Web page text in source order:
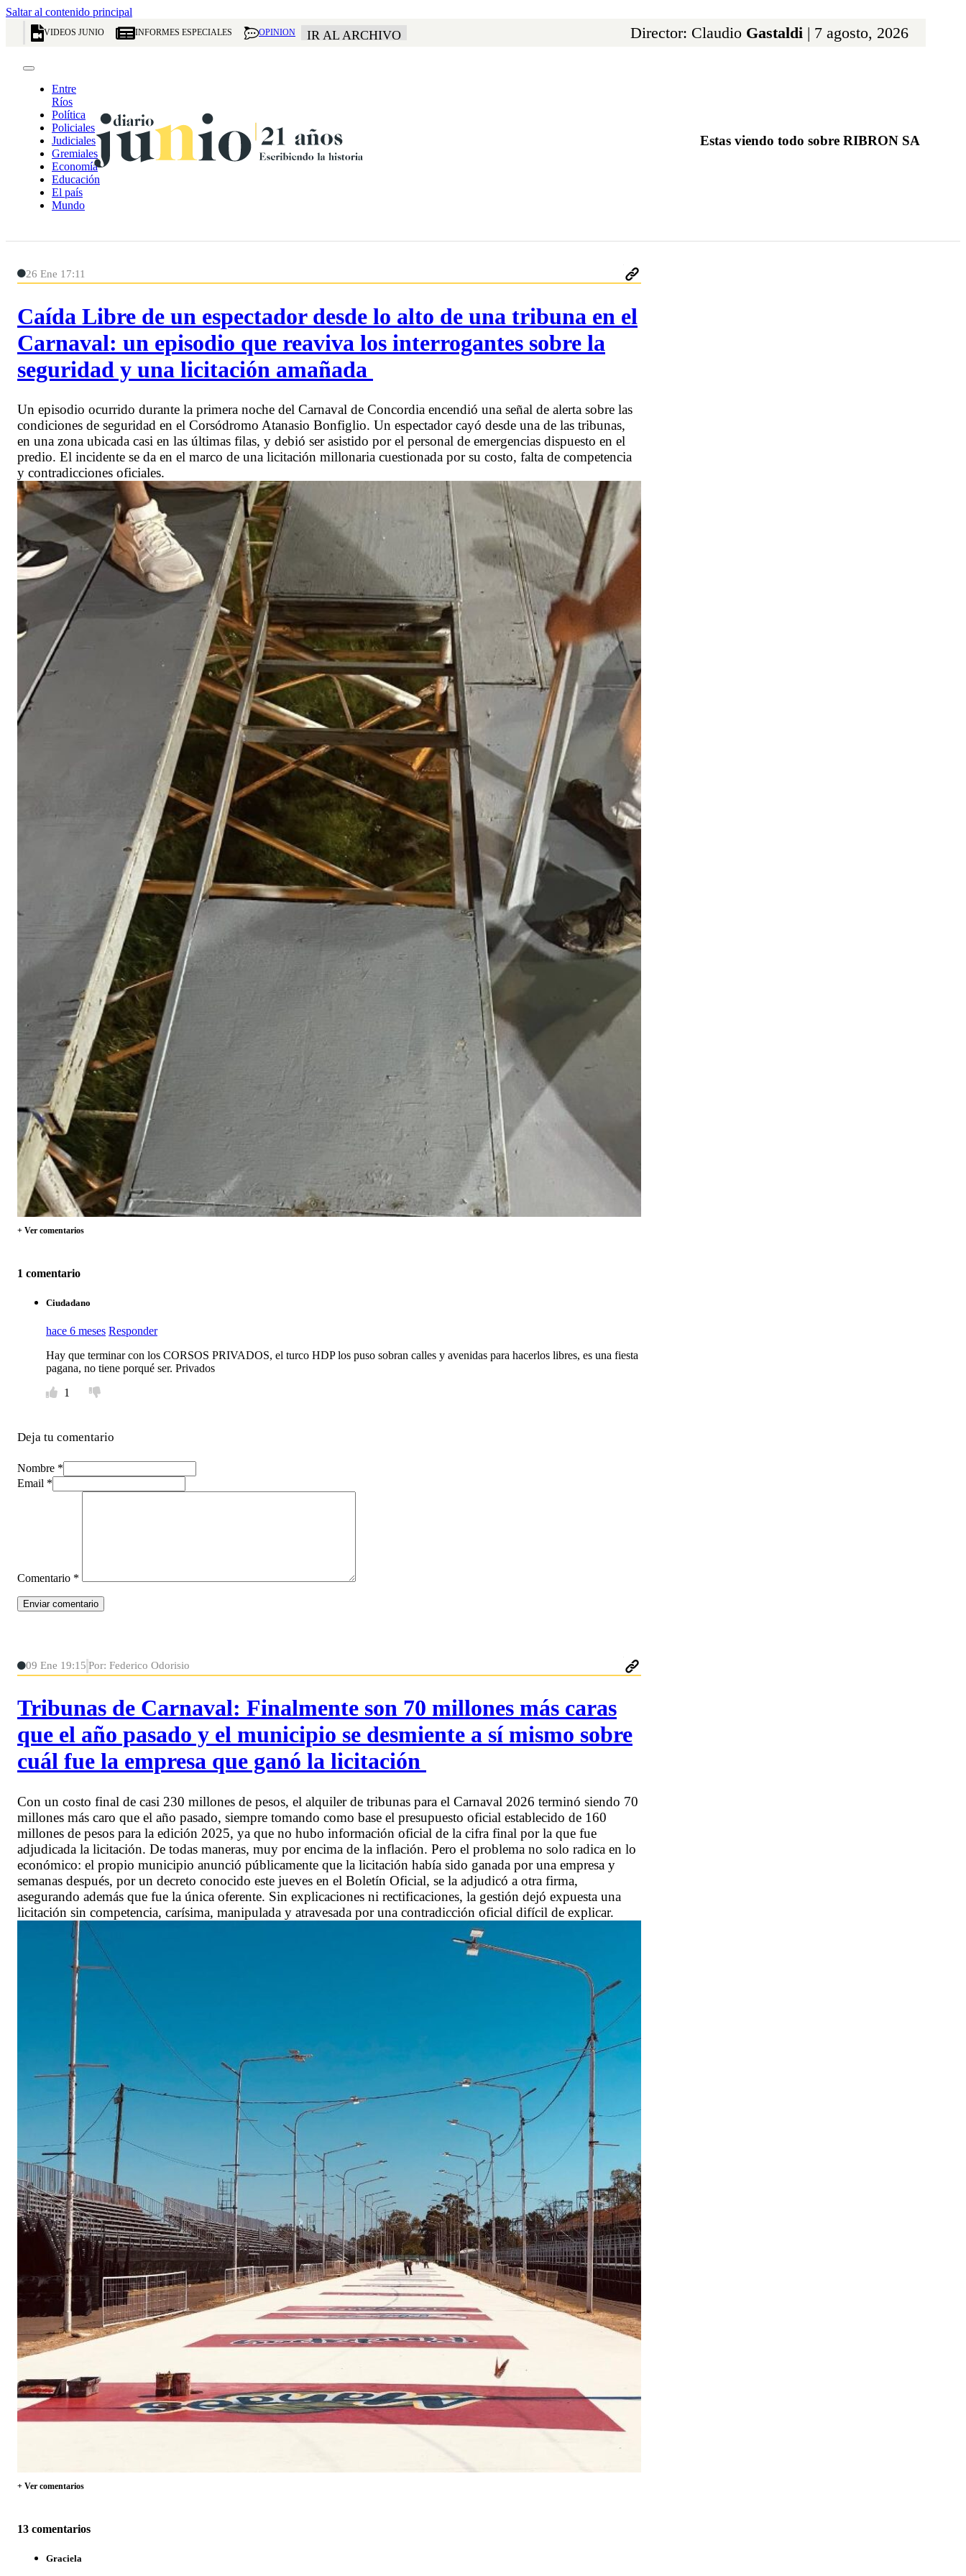
Saltar al contenido principal
VIDEOS JUNIO INFORMES ESPECIALES OPINION IR AL ARCHIVO Director: Claudio Gastaldi | 7 agosto, 2026
Entre
Ríos
Política
Policiales
Judiciales
Gremiales
Economía
Educación
El país
Mundo
Estas viendo todo sobre RIBRON SA
26 Ene 17:11
Caída Libre de un espectador desde lo alto de una tribuna en el
Carnaval: un episodio que reaviva los interrogantes sobre la
seguridad y una licitación amañada
Un episodio ocurrido durante la primera noche del Carnaval de Concordia encendió una señal de alerta sobre las
condiciones de seguridad en el Corsódromo Atanasio Bonfiglio. Un espectador cayó desde una de las tribunas,
en una zona ubicada casi en las últimas filas, y debió ser asistido por el personal de emergencias dispuesto en el
predio. El incidente se da en el marco de una licitación millonaria cuestionada por su costo, falta de competencia
y contradicciones oficiales.
+ Ver comentarios
1 comentario
Ciudadano
hace 6 meses Responder
Hay que terminar con los CORSOS PRIVADOS, el turco HDP los puso sobran calles y avenidas para hacerlos libres, es una fiesta
pagana, no tiene porqué ser. Privados
1
Deja tu comentario
Nombre *
Email *
Comentario *
09 Ene 19:15 Por: Federico Odorisio
Tribunas de Carnaval: Finalmente son 70 millones más caras
que el año pasado y el municipio se desmiente a sí mismo sobre
cuál fue la empresa que ganó la licitación
Con un costo final de casi 230 millones de pesos, el alquiler de tribunas para el Carnaval 2026 terminó siendo 70
millones más caro que el año pasado, siempre tomando como base el presupuesto oficial establecido de 160
millones de pesos para la edición 2025, ya que no hubo información oficial de la cifra final por la que fue
adjudicada la licitación. De todas maneras, muy por encima de la inflación. Pero el problema no solo radica en lo
económico: el propio municipio anunció públicamente que la licitación había sido ganada por una empresa y
semanas después, por un decreto conocido este jueves en el Boletín Oficial, se la adjudicó a otra firma,
asegurando además que fue la única oferente. Sin explicaciones ni rectificaciones, la gestión dejó expuesta una
licitación sin competencia, carísima, manipulada y atravesada por una contradicción oficial difícil de explicar.
+ Ver comentarios
13 comentarios
Graciela